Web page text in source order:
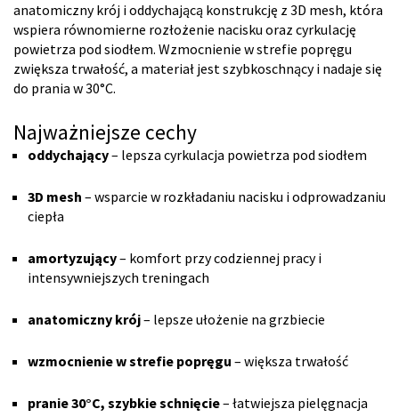
anatomiczny krój i oddychającą konstrukcję z 3D mesh, która
wspiera równomierne rozłożenie nacisku oraz cyrkulację
powietrza pod siodłem. Wzmocnienie w strefie popręgu
zwiększa trwałość, a materiał jest szybkoschnący i nadaje się
do prania w 30°C.
Najważniejsze cechy
oddychający– lepsza cyrkulacja powietrza pod siodłem
3D mesh – wsparcie w rozkładaniu nacisku i odprowadzaniu
ciepła
amortyzujący– komfort przy codziennej pracy i
intensywniejszych treningach
anatomiczny krój– lepsze ułożenie na grzbiecie
wzmocnienie w strefie popręgu – większa trwałość
pranie 30°C, szybkie schnięcie– łatwiejsza pielęgnacja